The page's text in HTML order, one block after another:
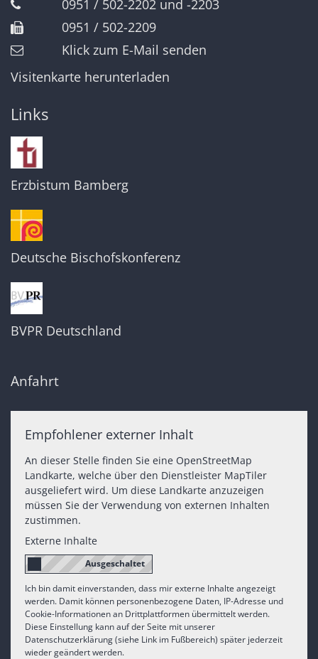
0951 / 502-2202 und -2203
0951 / 502-2209
Klick zum E-Mail senden
Visitenkarte herunterladen
Links
Erzbistum Bamberg
Deutsche Bischofskonferenz
BVPR Deutschland
Anfahrt
Empfohlener externer Inhalt
An dieser Stelle finden Sie eine OpenStreetMap
Landkarte, welche über den Dienstleister MapTiler
ausgeliefert wird. Um diese Landkarte anzuzeigen
müssen Sie der Verwendung von externen Inhalten
zustimmen.
Externe Inhalte
Ich bin damit einverstanden, dass mir externe Inhalte angezeigt
werden. Damit können personenbezogene Daten, IP-Adresse und
Cookie-Informationen an Drittplattformen übermittelt werden.
Diese Einstellung kann auf der Seite mit unserer
Datenschutzerklärung (siehe Link im Fußbereich) später jederzeit
wieder geändert werden.